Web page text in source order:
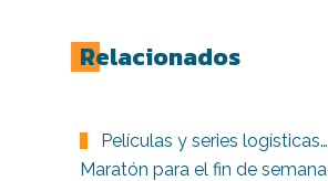
Relacionados
Películas y series logísticas…
Maratón para el fin de semana